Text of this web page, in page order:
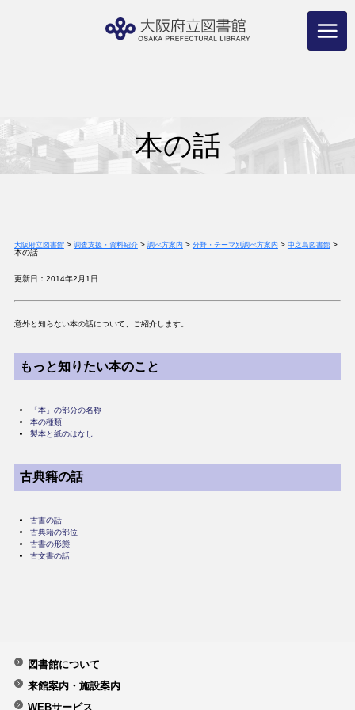
本の話
大阪府立図書館> 調査支援・資料紹介> 調べ方案内 > 分野・テーマ別調べ方案内 > 中之島図書館>
本の話
更新日：2014年2月1日
意外と知らない本の話について、ご紹介します。
もっと知りたい本のこと
「本」の部分の名称
本の種類
製本と紙のはなし
古典籍の話
古書の話
古典籍の部位
古書の形態
古文書の話
図書館について
来館案内・施設案内
WEBサービス